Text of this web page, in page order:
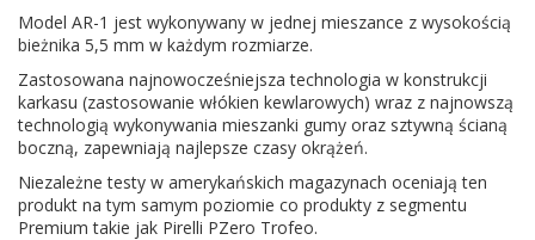
Model AR-1 jest wykonywany w jednej mieszance z wysokością
bieżnika 5,5 mm w każdym rozmiarze.
Zastosowana najnowocześniejsza technologia w konstrukcji
karkasu (zastosowanie włókien kewlarowych) wraz z najnowszą
technologią wykonywania mieszanki gumy oraz sztywną ścianą
boczną, zapewniają najlepsze czasy okrążeń.
Niezależne testy w amerykańskich magazynach oceniają ten
produkt na tym samym poziomie co produkty z segmentu
Premium takie jak Pirelli PZero Trofeo.